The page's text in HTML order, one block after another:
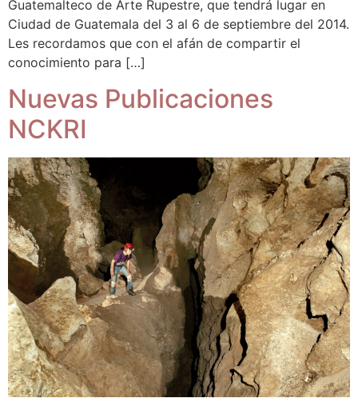
Guatemalteco de Arte Rupestre, que tendrá lugar en
Ciudad de Guatemala del 3 al 6 de septiembre del 2014.
Les recordamos que con el afán de compartir el
conocimiento para […]
Nuevas Publicaciones
NCKRI